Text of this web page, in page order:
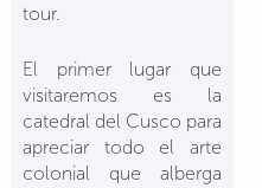
tour.
El primer lugar que
visitaremos es la
catedral del Cusco para
apreciar todo el arte
colonial que alberga